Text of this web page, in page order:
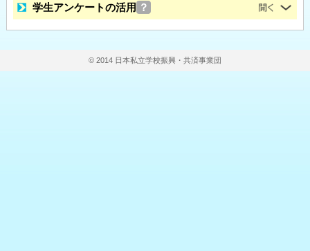
学生アンケートの活用 ？
© 2014 日本私立学校振興・共済事業団